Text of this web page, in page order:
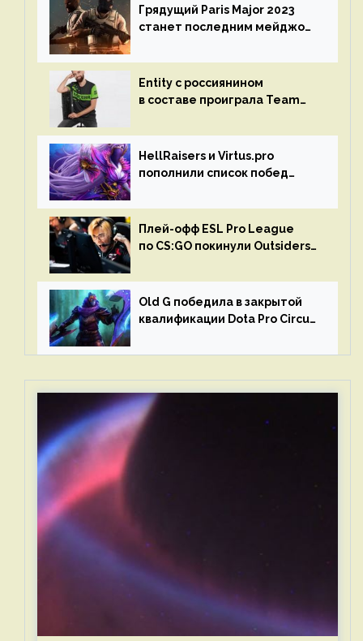
Грядущий Paris Major 2023
станет последним мейджор-
Entity с россиянином
в составе проиграла Team
HellRaisers и Virtus.pro
пополнили список побед
Плей-офф ESL Pro League
по CS:GO покинули Outsiders
Old G победила в закрытой
квалификации Dota Pro Circuit